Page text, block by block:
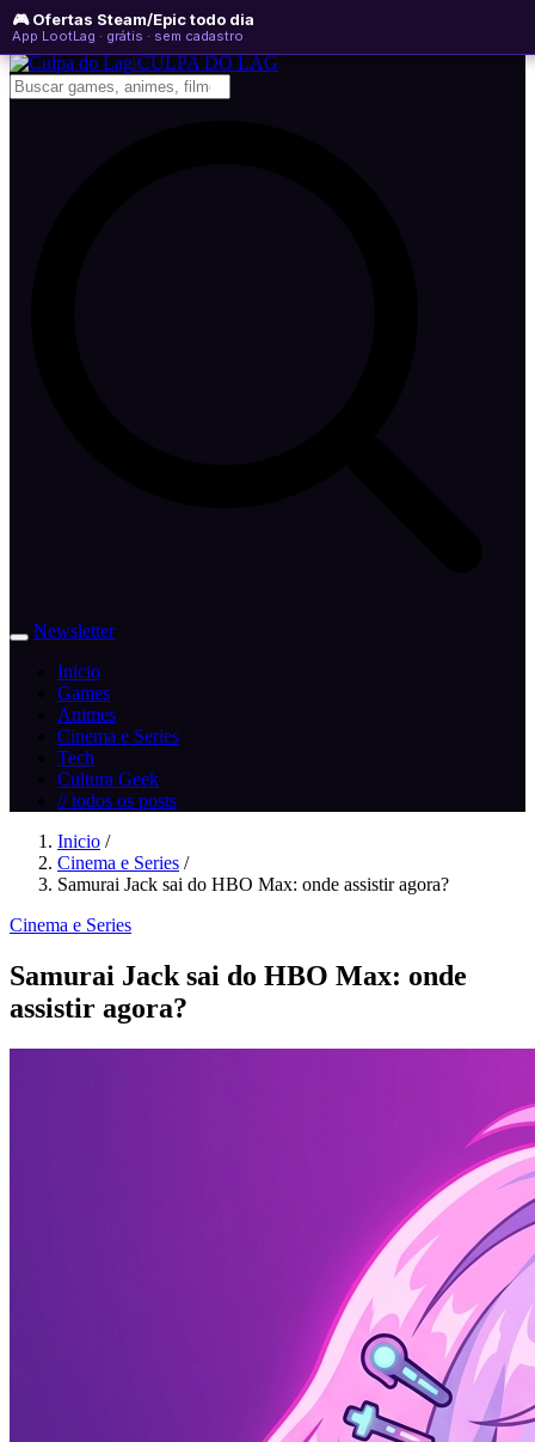
🎮 Ofertas Steam/Epic todo dia
App LootLag · grátis · sem cadastro
quinta-feira, 06 de agosto de 2026
Newsletter
CULPA DO LAG
Newsletter
Inicio
Games
Animes
Cinema e Series
Tech
Cultura Geek
// todos os posts
Inicio /
Cinema e Series /
Samurai Jack sai do HBO Max: onde assistir agora?
Cinema e Series
Samurai Jack sai do HBO Max: onde
assistir agora?